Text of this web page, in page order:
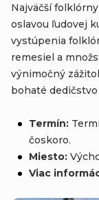
Najväčší
oslavou ľudovej
vystúpenia
remesiel a
výnimočný
bohaté
Termín:
čoskoro.
Miesto:
Viac